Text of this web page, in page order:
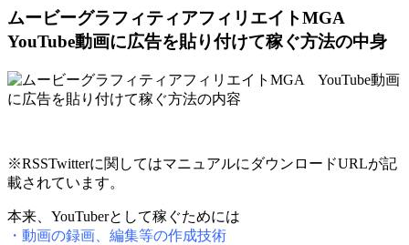
ムービーグラフィティアフィリエイトMGA
YouTube動画に広告を貼り付けて稼ぐ方法の中身
※RSSTwitterに関してはマニュアルにダウンロードURLが記
載されています。
本来、YouTuberとして稼ぐためには
・動画の録画、編集等の作成技術